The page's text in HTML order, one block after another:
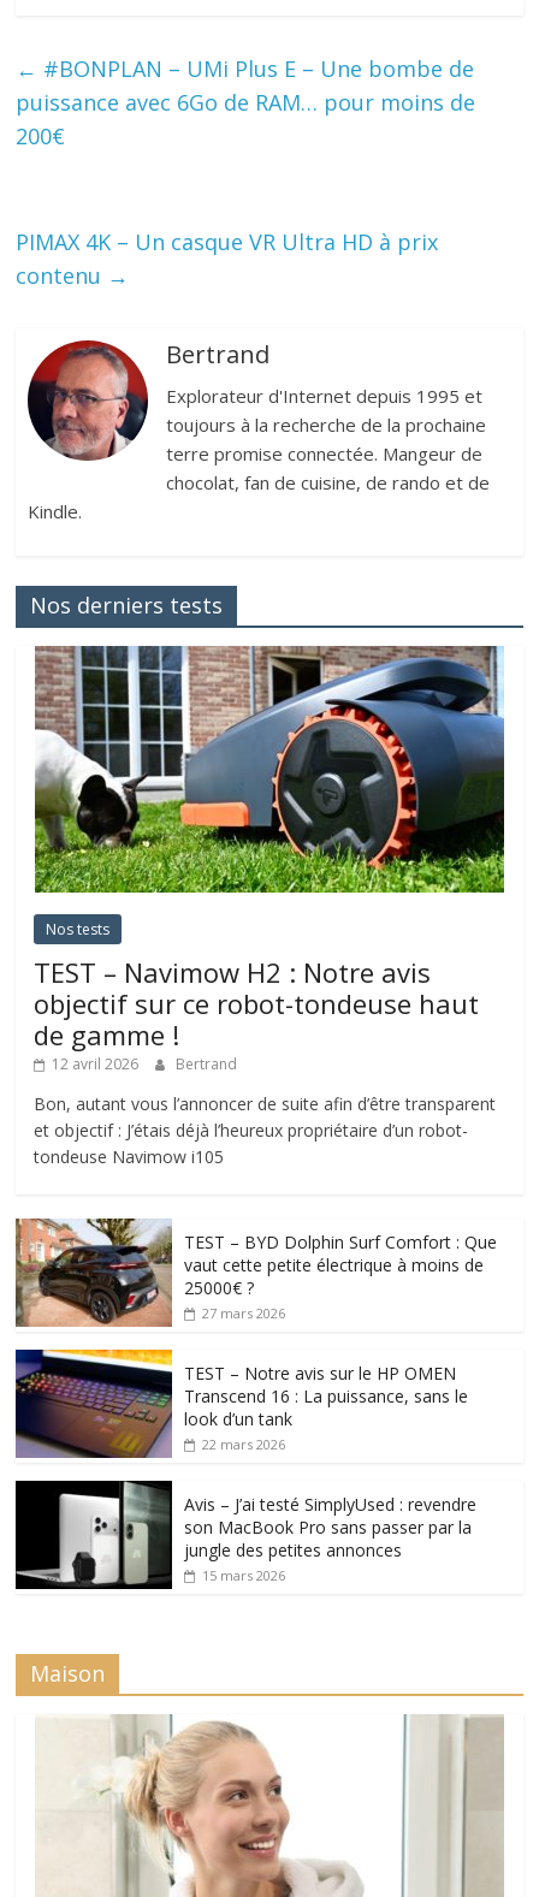
← #BONPLAN – UMi Plus E – Une bombe de
puissance avec 6Go de RAM… pour moins de
200€
PIMAX 4K – Un casque VR Ultra HD à prix
contenu →
Bertrand
Explorateur d'Internet depuis 1995 et
toujours à la recherche de la prochaine
terre promise connectée. Mangeur de
chocolat, fan de cuisine, de rando et de
Kindle.
Nos derniers tests
Nos tests
TEST – Navimow H2 : Notre avis
objectif sur ce robot-tondeuse haut
de gamme !
12 avril 2026 Bertrand
Bon, autant vous l’annoncer de suite afin d’être transparent
et objectif : J’étais déjà l’heureux propriétaire d’un robot-
tondeuse Navimow i105
TEST – BYD Dolphin Surf Comfort : Que
vaut cette petite électrique à moins de
25000€ ?
27 mars 2026
TEST – Notre avis sur le HP OMEN
Transcend 16 : La puissance, sans le
look d’un tank
22 mars 2026
Avis – J’ai testé SimplyUsed : revendre
son MacBook Pro sans passer par la
jungle des petites annonces
15 mars 2026
Maison